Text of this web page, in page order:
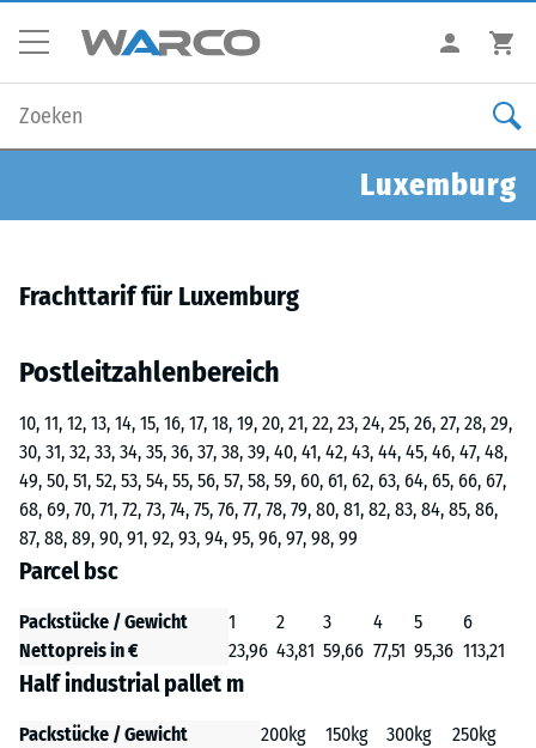
Luxemburg
Frachttarif für Luxemburg
Postleitzahlenbereich
10, 11, 12, 13, 14, 15, 16, 17, 18, 19, 20, 21, 22, 23, 24, 25, 26, 27, 28, 29,
30, 31, 32, 33, 34, 35, 36, 37, 38, 39, 40, 41, 42, 43, 44, 45, 46, 47, 48,
49, 50, 51, 52, 53, 54, 55, 56, 57, 58, 59, 60, 61, 62, 63, 64, 65, 66, 67,
68, 69, 70, 71, 72, 73, 74, 75, 76, 77, 78, 79, 80, 81, 82, 83, 84, 85, 86,
87, 88, 89, 90, 91, 92, 93, 94, 95, 96, 97, 98, 99
Parcel bsc
Packstücke / Gewicht 1 2 3 4 5
6
Nettopreis in €
23,96 43,81 59,66 77,51 95,36 113,21
Half industrial pallet m
Packstücke / Gewicht 200kg 150kg 300kg
250kg